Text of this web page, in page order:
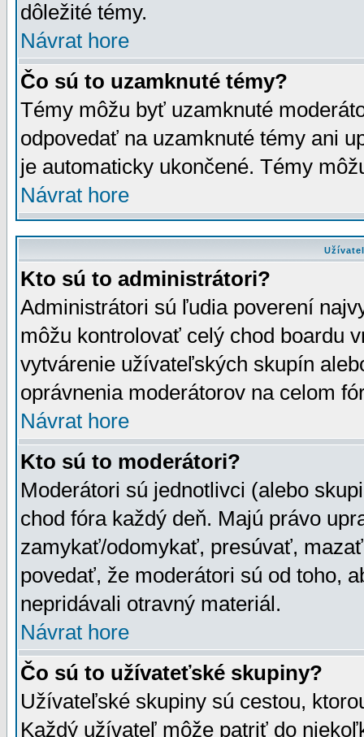
dôležité témy.
Návrat hore
Čo sú to uzamknuté témy?
Témy môžu byť uzamknuté
odpovedať na uzamknuté témy ani
je automaticky ukončené. Témy
Návrat hore
Kto sú to administrátori?
Administrátori sú ľudia poverení
môžu kontrolovať celý chod boardu
vytvárenie užívateľských skupín
oprávnenia moderátorov na celom
Návrat hore
Kto sú to moderátori?
Moderátori sú jednotlivci (alebo
chod fóra každý deň. Majú právo
zamykať/odomykať, presúvať,
povedať, že moderátori sú od toho,
nepridávali otravný materiál.
Návrat hore
Čo sú to užívateťské skupiny?
Užívateľské skupiny sú cestou,
Každý užívateľ môže patriť do